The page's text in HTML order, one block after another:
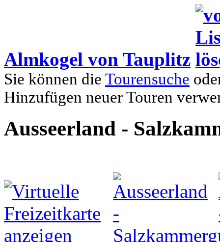
Almkogel von Tauplitz
Sie können die Tourensuche
Hinzufügen neuer Touren
Ausseerland -